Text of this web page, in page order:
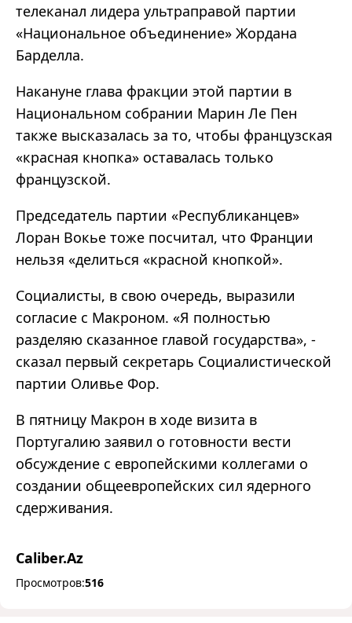
телеканал лидера ультраправой партии
«Национальное объединение» Жордана
Барделла.
Накануне глава фракции этой партии в
Национальном собрании Марин Ле Пен
также высказалась за то, чтобы французская
«красная кнопка» оставалась только
французской.
Председатель партии «Республиканцев»
Лоран Вокье тоже посчитал, что Франции
нельзя «делиться «красной кнопкой».
Социалисты, в свою очередь, выразили
согласие с Макроном. «Я полностью
разделяю сказанное главой государства», -
сказал первый секретарь Социалистической
партии Оливье Фор.
В пятницу Макрон в ходе визита в
Португалию заявил о готовности вести
обсуждение с европейскими коллегами о
создании общеевропейских сил ядерного
сдерживания.
Caliber.Az
Просмотров:516